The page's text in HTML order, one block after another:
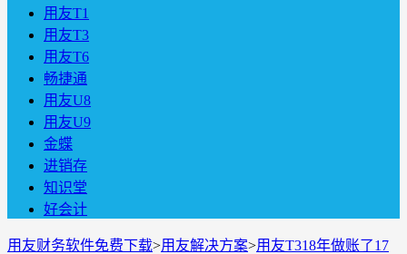
用友T1
用友T3
用友T6
畅捷通
用友U8
用友U9
金蝶
进销存
知识堂
好会计
用友财务软件免费下载>用友解决方案>用友T318年做账了17